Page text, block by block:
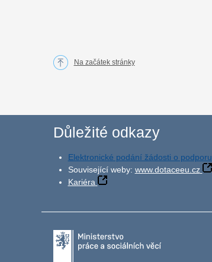
Na začátek stránky
Důležité odkazy
Elektronické podání žádosti o
Související weby: www.dotaceeu.cz
Kariéra